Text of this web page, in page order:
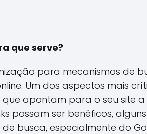
que serve?
para mecanismos de
Um dos aspectos mais
que apontam para o seu site
possam ser benéficos,
busca, especialmente do